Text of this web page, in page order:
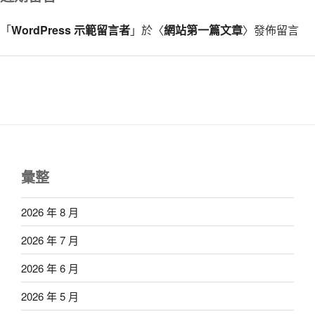
「WordPress 示範留言者」於〈網站第一篇文章〉發佈留言
彙整
2026 年 8 月
2026 年 7 月
2026 年 6 月
2026 年 5 月